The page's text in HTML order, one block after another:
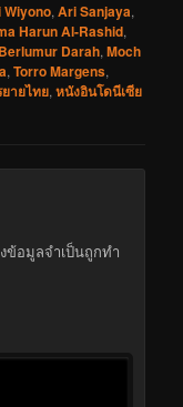
Wiyono,Ari Sanjaya,
Harun Al-Rashid,
Darah,Moch
,Torro Margens,
ายไทย,หนังอินโดนีเซีย
ข้อมูลจำเป็นถูกทำ